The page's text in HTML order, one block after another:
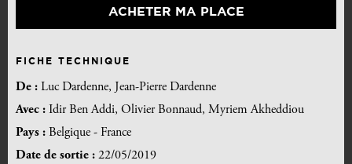
ACHETER MA PLACE
FICHE TECHNIQUE
De : Luc Dardenne, Jean-Pierre Dardenne
Avec : Idir Ben Addi, Olivier Bonnaud, Myriem Akheddiou
Pays : Belgique - France
Date de sortie : 22/05/2019